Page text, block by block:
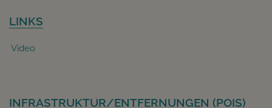
LINKS
Video
INFRASTRUKTUR/ENTFERNUNGEN (POIS)